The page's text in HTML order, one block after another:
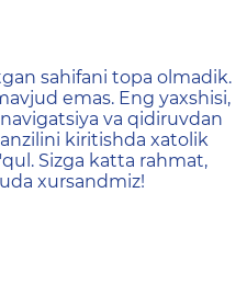
не
sahifani topa olmadik.
emas. Eng yaxshisi,
va qidiruvdan
kiritishda xatolik
Sizga katta rahmat,
xursandmiz!